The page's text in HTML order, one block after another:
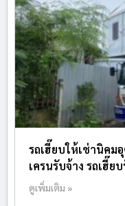
รถเฮี๊ยบให้เช่านิคม
เครนรับจ้าง รถเฮี๊ย
ดูเพิ่มเติม »